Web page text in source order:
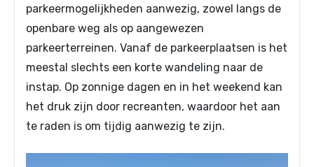
parkeermogelijkheden aanwezig, zowel langs de
openbare weg als op aangewezen
parkeerterreinen. Vanaf de parkeerplaatsen is het
meestal slechts een korte wandeling naar de
instap. Op zonnige dagen en in het weekend kan
het druk zijn door recreanten, waardoor het aan
te raden is om tijdig aanwezig te zijn.